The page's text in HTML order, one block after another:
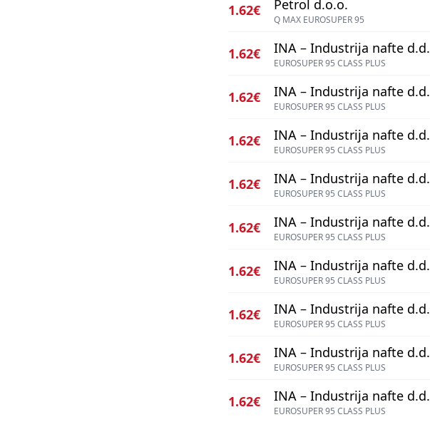
1.62€ Petrol d.o.o.
Q MAX EUROSUPER 95
1.62€ INA – Industrija nafte d.d.
EUROSUPER 95 CLASS PLUS
1.62€ INA – Industrija nafte d.d.
EUROSUPER 95 CLASS PLUS
1.62€ INA – Industrija nafte d.d.
EUROSUPER 95 CLASS PLUS
1.62€ INA – Industrija nafte d.d.
EUROSUPER 95 CLASS PLUS
1.62€ INA – Industrija nafte d.d.
EUROSUPER 95 CLASS PLUS
1.62€ INA – Industrija nafte d.d.
EUROSUPER 95 CLASS PLUS
1.62€ INA – Industrija nafte d.d.
EUROSUPER 95 CLASS PLUS
1.62€ INA – Industrija nafte d.d.
EUROSUPER 95 CLASS PLUS
1.62€ INA – Industrija nafte d.d.
EUROSUPER 95 CLASS PLUS